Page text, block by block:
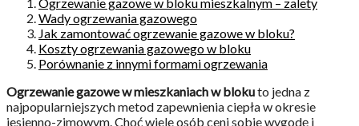
Wady ogrzewania gazowego
Jak zamontować ogrzewanie gazowe w bloku?
Koszty ogrzewania gazowego w bloku
Porównanie z innymi formami ogrzewania
Ogrzewanie gazowe w mieszkaniach w blokuto jedna z
najpopularniejszych metod zapewnienia ciepła w okresie
jesienno-zimowym. Choć wiele osób ceni sobie wygodę i